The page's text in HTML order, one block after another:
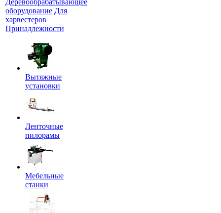
Деревообрабатывающее
оборудование Для
харвестеров
Принадлежности
Вытяжные
установки
Ленточные
пилорамы
Мебельные
станки